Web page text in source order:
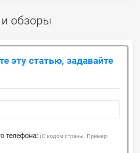
обзоры
эту статью, задавайте
телефона: (С кодом страны. Пример: